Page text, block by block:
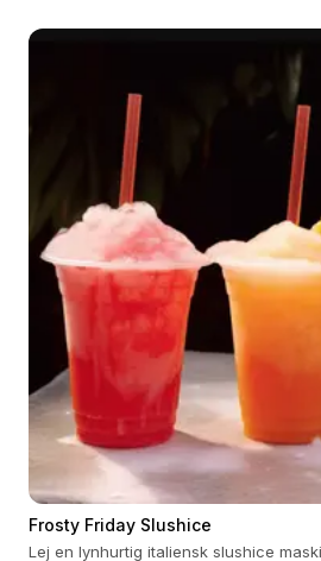
Frosty Friday Slushice
Lej en lynhurtig italiensk slushice